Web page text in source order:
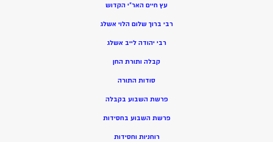
עץ חיים האר”י הקדוש
רבי ברוך שלום הלוי אשלג
רבי יהודה לייב אשלג
קבלה ותורת החן
סודות התורה
פרשת השבוע בקבלה
פרשת השבוע בחסידות
רוחניות וחסידות